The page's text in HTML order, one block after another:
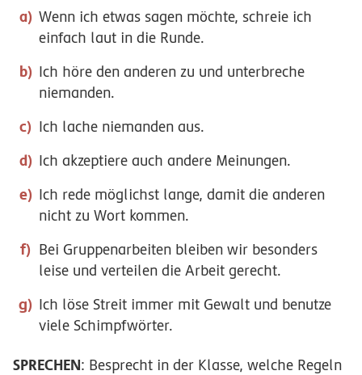
Wenn ich etwas sagen möchte, schreie ich
einfach laut in die Runde.
Ich höre den anderen zu und unterbreche
niemanden.
Ich lache niemanden aus.
Ich akzeptiere auch andere Meinungen.
Ich rede möglichst lange, damit die anderen
nicht zu Wort kommen.
Bei Gruppenarbeiten bleiben wir besonders
leise und verteilen die Arbeit gerecht.
Ich löse Streit immer mit Gewalt und benutze
viele Schimpfwörter.
SPRECHEN: Besprecht in der Klasse, welche Regeln